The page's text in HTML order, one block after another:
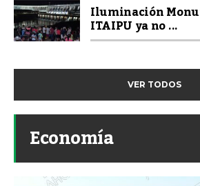
Iluminación
ITAIPU ya no ...
VER TODOS
Economía